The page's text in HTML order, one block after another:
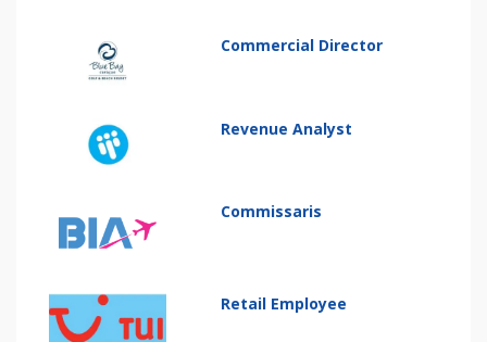
Commercial Director
Revenue Analyst
Commissaris
Retail Employee